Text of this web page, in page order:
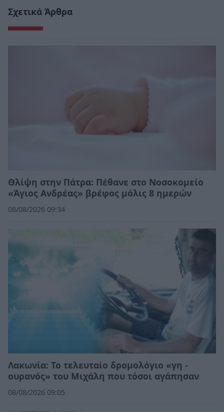
Σχετικά Άρθρα
Θλίψη στην Πάτρα: Πέθανε στο Νοσοκομείο
«Άγιος Ανδρέας» βρέφος μόλις 8 ημερών
08/08/2026 09:34
Λακωνία: Το τελευταίο δρομολόγιο «γη -
ουρανός» του Μιχάλη που τόσοι αγάπησαν
08/08/2026 09:05